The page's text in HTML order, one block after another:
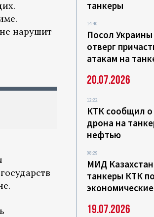
нарушит
танкеры
14:40
Посол Украины
отверг
атакам на
20.07.2026
12:22
КТК сообщил о
дрона на
нефтью
08:29
МИД
танкеры КТК
19.07.2026